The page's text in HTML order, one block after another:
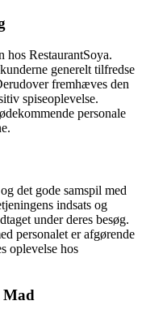
hos RestaurantSoya.
generelt tilfredse
fremhæves den
spiseoplevelse.
personale
det gode samspil med
indsats og
under deres besøg.
personalet er afgørende
oplevelse hos
Mad